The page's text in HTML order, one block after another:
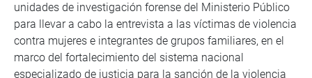
unidades de investigación forense del Ministerio Público
para llevar a cabo la entrevista a las víctimas de violencia
contra mujeres e integrantes de grupos familiares, en el
marco del fortalecimiento del sistema nacional
especializado de justicia para la sanción de la violencia